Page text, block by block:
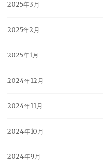
2025年3月
2025年2月
2025年1月
2024年12月
2024年11月
2024年10月
2024年9月